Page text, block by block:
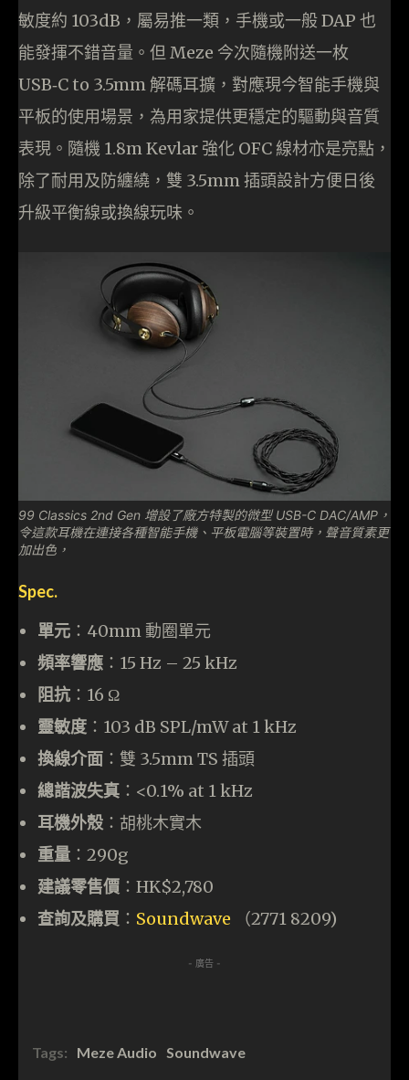
敏度約 103dB，屬易推一類，手機或一般 DAP 也
能發揮不錯音量。但 Meze 今次隨機附送一枚
USB‑C to 3.5mm 解碼耳擴，對應現今智能手機與
平板的使用場景，為用家提供更穩定的驅動與音質
表現。隨機 1.8m Kevlar 強化 OFC 線材亦是亮點，
除了耐用及防纏繞，雙 3.5mm 插頭設計方便日後
升級平衡線或換線玩味。​
99 Classics 2nd Gen 增設了廠方特製的微型 USB-C DAC/AMP，
令這款耳機在連接各種智能手機、平板電腦等裝置時，聲音質素更
加出色，
Spec.
單元 ：40mm 動圈單元
頻率響應 ：15 Hz – 25 kHz
阻抗 ：16 Ω
靈敏度 ：103 dB SPL/mW at 1 kHz
換線介面 ：雙 3.5mm TS 插頭
總諧波失真 ：<0.1% at 1 kHz
耳機外殼 ：胡桃木實木
重量 ：290g
建議零售價 ：HK$2,780
查詢及購買 ： Soundwave （2771 8209)
- 廣告 -
Tags: Meze Audio Soundwave